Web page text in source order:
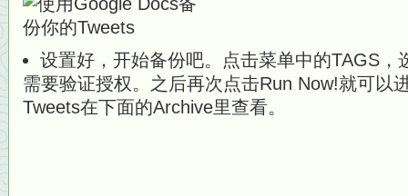
设置好，开始备份吧。点击菜单中的TAGS，
需要验证授权。之后再次点击Run Now!就可以
Tweets在下面的Archive里查看。